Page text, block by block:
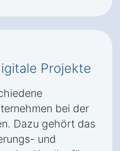
Projekte
bei der
Dazu gehört das
und